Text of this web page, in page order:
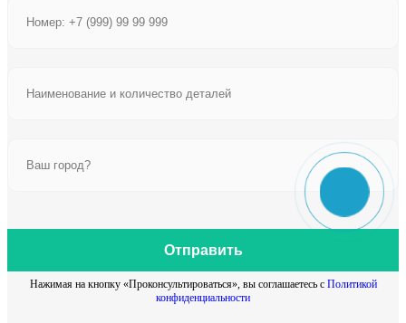
Отправить
Нажимая на кнопку «Проконсультироваться», вы соглашаетесь с Политикой
конфиденциальности